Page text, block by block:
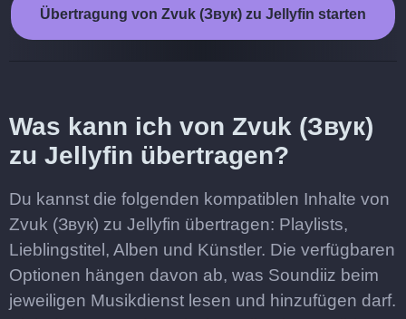
Übertragung von Zvuk (Звук) zu Jellyfin starten
Was kann ich von Zvuk (Звук)
zu Jellyfin übertragen?
Du kannst die folgenden kompatiblen Inhalte von
Zvuk (Звук) zu Jellyfin übertragen: Playlists,
Lieblingstitel, Alben und Künstler. Die verfügbaren
Optionen hängen davon ab, was Soundiiz beim
jeweiligen Musikdienst lesen und hinzufügen darf.